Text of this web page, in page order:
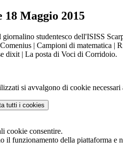
Maggio 2015
studentesco dell'ISISS
| Campioni di matematica
dixit | La posta di Voci di Corridoio.
si avvalgono di cookie
tutti i cookies
cookie consentire.
il funzionamento della piattaforma e